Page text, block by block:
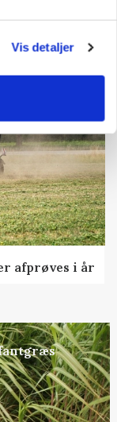
Vis detaljer
afprøves i år